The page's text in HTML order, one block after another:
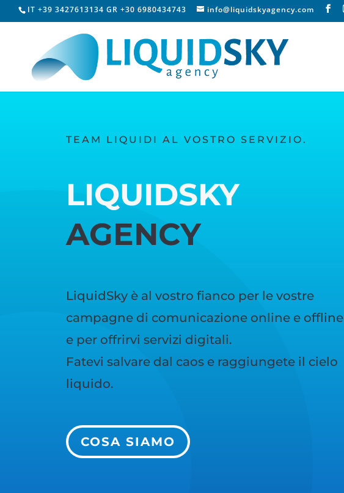
IT +39 3427613134 GR +30 6980434743 info@liquidskyagency.com
TEAM LIQUIDI AL VOSTRO SERVIZIO.
LIQUIDSKY
AGENCY
LiquidSky è al vostro fianco per le vostre
campagne di comunicazione online e offline
e per offrirvi servizi digitali.
Fatevi salvare dal caos e raggiungete il cielo
liquido.
COSA SIAMO